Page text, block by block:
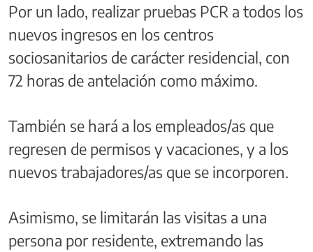
Por un lado, realizar pruebas PCR a todos los
nuevos ingresos en los centros
sociosanitarios de carácter residencial, con
72 horas de antelación como máximo.
También se hará a los empleados/as que
regresen de permisos y vacaciones, y a los
nuevos trabajadores/as que se incorporen.
Asimismo, se limitarán las visitas a una
persona por residente, extremando las